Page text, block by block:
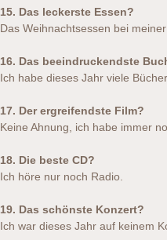
15. Das leckerste Essen?
Das Weihnachtsessen bei
16. Das beeindruckendste
Ich habe dieses Jahr viele
17. Der ergreifendste Film?
Keine Ahnung, ich habe immer
18. Die beste CD?
Ich höre nur noch Radio.
19. Das schönste Konzert?
Ich war dieses Jahr auf keinem